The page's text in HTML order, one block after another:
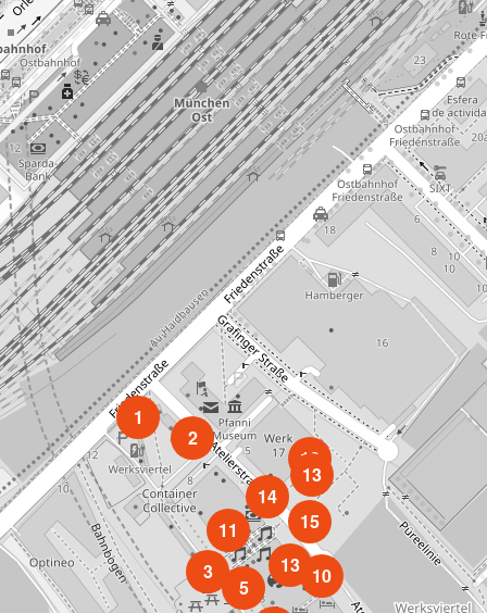
1
2
3
5 10
11
12
13
13
14
15